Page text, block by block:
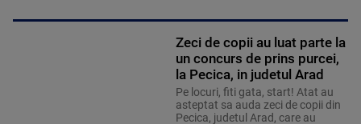
Zeci de copii au luat parte la
un concurs de prins purcei,
la Pecica, in judetul Arad
Pe locuri, fiti gata, start! Atat au
asteptat sa auda zeci de copii din
Pecica, judetul Arad, care au